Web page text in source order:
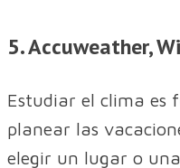
5. Accuweather,
Estudiar el clima es
planear las
elegir un lugar o